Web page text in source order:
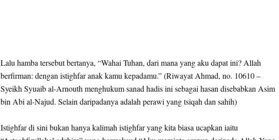
Lalu hamba tersebut bertanya, “Wahai Tuhan, dari mana yang aku dapat ini? Allah
berfirman: dengan istighfar anak kamu kepadamu.” (Riwayat Ahmad, no. 10610 –
Syeikh Syuaib al-Arnouth menghukum sanad hadis ini sebagai hasan disebabkan Asim
bin Abi al-Najud. Selain daripadanya adalah perawi yang tsiqah dan sahih)
Istighfar di sini bukan hanya kalimah istighfar yang kita biasa ucapkan iaitu